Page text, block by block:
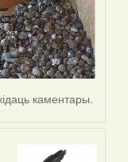
каментары.